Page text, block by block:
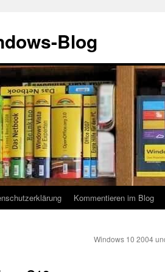
Blog
Kommentieren im Blog
Windows 10 2004